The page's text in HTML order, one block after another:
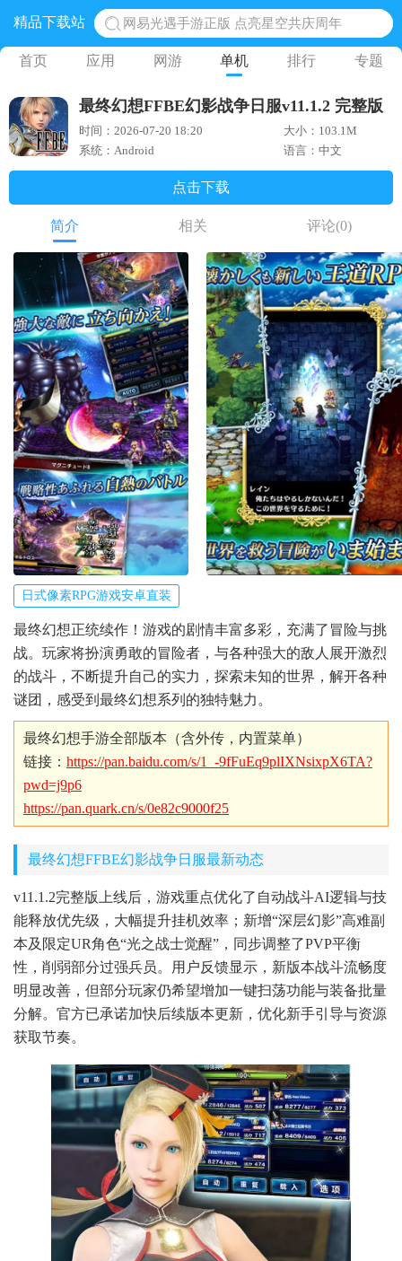
精品下载站
网易光遇手游正版 点亮星空共庆周年
黎明觉醒生机腾讯正版 黎明觉醒生机国际服
蛋仔派对下载 蛋仔派对体验服
奥特曼王者传奇 正版奥特曼游戏
地铁跑酷体验服国际服 地铁跑酷体验服版本
首页 应用 网游 单机 排行 专题
最终幻想FFBE幻影战争日服v11.1.2 完整版
时间：2026-07-20 18:20
大小：103.1M
系统：Android
语言：中文
点击下载
简介 相关 评论(0)
日式像素RPG游戏安卓直装
最终幻想正统续作！游戏的剧情丰富多彩，充满了冒险与挑
战。玩家将扮演勇敢的冒险者，与各种强大的敌人展开激烈
的战斗，不断提升自己的实力，探索未知的世界，解开各种
谜团，感受到最终幻想系列的独特魅力。
最终幻想手游全部版本（含外传，内置菜单）
链接： https://pan.baidu.com/s/1_-9fFuEq9plIXNsixpX6TA?
pwd=j9p6
https://pan.quark.cn/s/0e82c9000f25
最终幻想FFBE幻影战争日服最新动态
v11.1.2完整版上线后，游戏重点优化了自动战斗AI逻辑与技
能释放优先级，大幅提升挂机效率；新增“深层幻影”高难副
本及限定UR角色“光之战士觉醒”，同步调整了PVP平衡
性，削弱部分过强兵员。用户反馈显示，新版本战斗流畅度
明显改善，但部分玩家仍希望增加一键扫荡功能与装备批量
分解。官方已承诺加快后续版本更新，优化新手引导与资源
获取节奏。